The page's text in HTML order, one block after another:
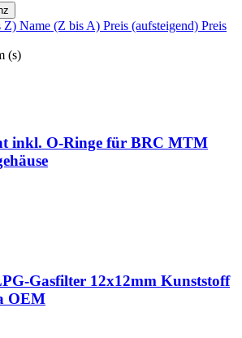
Z) Name (Z bis A) Preis (aufsteigend) Preis
(s)
inkl. O-Ringe für BRC MTM
Gasfilter 12x12mm Kunststoff
OEM